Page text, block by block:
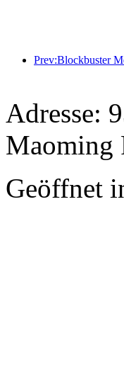
Adresse:
Maoming
Geöffnet